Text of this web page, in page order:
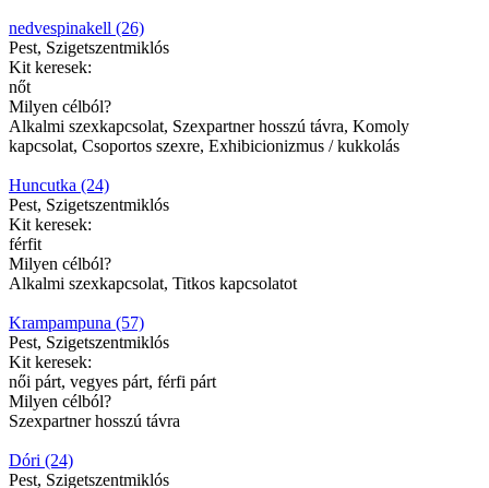
nedvespinakell (26)
Pest, Szigetszentmiklós
Kit keresek:
nőt
Milyen célból?
Alkalmi szexkapcsolat, Szexpartner hosszú távra, Komoly
kapcsolat, Csoportos szexre, Exhibicionizmus / kukkolás
Huncutka (24)
Pest, Szigetszentmiklós
Kit keresek:
férfit
Milyen célból?
Alkalmi szexkapcsolat, Titkos kapcsolatot
Krampampuna (57)
Pest, Szigetszentmiklós
Kit keresek:
női párt, vegyes párt, férfi párt
Milyen célból?
Szexpartner hosszú távra
Dóri (24)
Pest, Szigetszentmiklós